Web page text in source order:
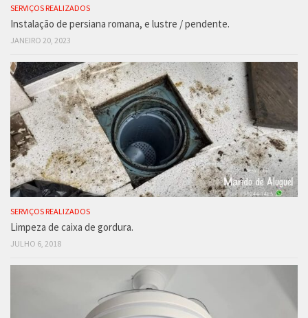
SERVIÇOS REALIZADOS
Instalação de persiana romana, e lustre / pendente.
JANEIRO 20, 2023
SERVIÇOS REALIZADOS
Limpeza de caixa de gordura.
JULHO 6, 2018